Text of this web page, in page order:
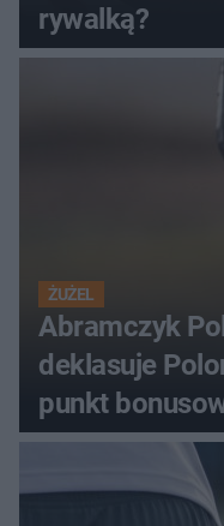
rywalką?
ŻUŻEL
Abramczyk
deklasuje
punkt